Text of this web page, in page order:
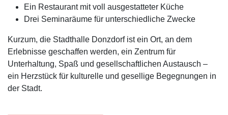
Ein Restaurant mit voll ausgestatteter Küche
Drei Seminaräume für unterschiedliche Zwecke
Kurzum, die Stadthalle Donzdorf ist ein Ort, an dem
Erlebnisse geschaffen werden, ein Zentrum für
Unterhaltung, Spaß und gesellschaftlichen Austausch –
ein Herzstück für kulturelle und gesellige Begegnungen in
der Stadt.